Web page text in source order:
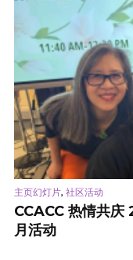
主页幻灯片, 社区活动
CCACC 热情共庆
月活动